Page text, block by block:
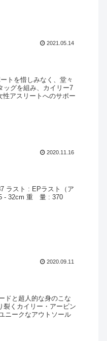
2021.05.14
トを惜しみなく、堂々
ッグを組み、カイリー7
アスリートへのサポー
2020.11.16
ラスト : EPラスト（ア
- 32cm 重 量 : 370
2020.09.11
ドと超人的な身のこな
裂くカイリー・アービン
ニークなアウトソール